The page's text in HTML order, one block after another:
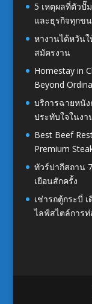
5 เหตุผลที่ตัวปั๊
และธุรกิจทุกข
หางานไต้หวัน
สมัครงาน
Homestay in
Beyond
บริการฉายหนั
ประทับใจในง
Best Beef
Premium
ทัวร์ปากีสถาน
เยือนสักครั้ง
เช่ารถตู้กระบี่
ไลฟ์สไตล์การท่